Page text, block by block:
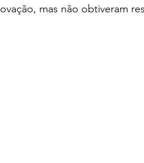
mas não obtiveram